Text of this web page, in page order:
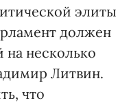
элиты
должен
на несколько
Литвин.
что